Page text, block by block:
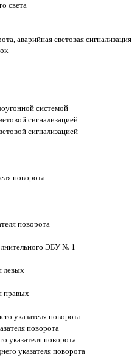
света
аварийная световая сигнализация
системой
сигнализацией
сигнализацией
поворота
поворота
ЭБУ № 1
левых
правых
указателя поворота
поворота
указателя поворота
указателя поворота